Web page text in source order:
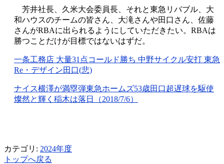
芳井社長、久米大会委員長、それと東急リバブル、大
和ハウスのチームの皆さん、大滝さんや田口さん、佐藤
さんがRBAに出られるようにしていただきたい。RBAは
勝つことだけが目標ではないはずだ。
一条工務店 大量31点コールド勝ち 中野サイクル安打 東急
Re・デザイン田口(悲)
ナイス横澤が満塁弾東急ホームズ53歳田口超遅球を駆使
燦然と輝く稲木は落日（2018/7/6）
カテゴリ: 2024年度
トップへ戻る